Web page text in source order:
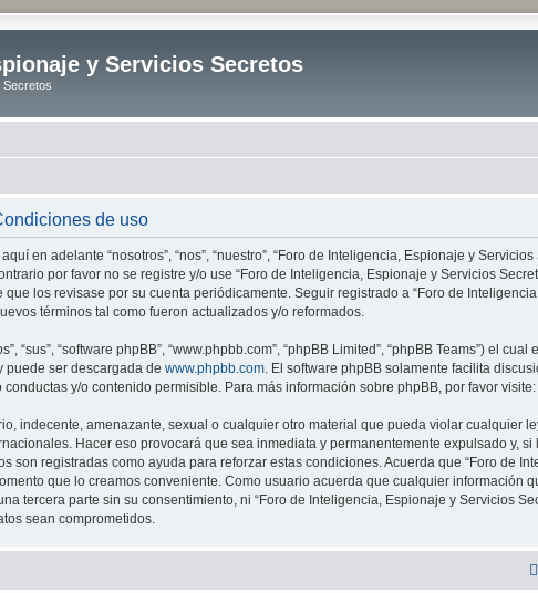
y Servicios Secretos
Secretos
de uso
en adelante “nosotros”, “nos”, “nuestro”, “Foro de Inteligencia, Espionaje y
por favor no se registre y/o use “Foro de Inteligencia, Espionaje y Servicios
los revisase por su cuenta periódicamente. Seguir registrado a “Foro de
términos tal como fueron actualizados y/o reformados.
“software phpBB”, “www.phpbb.com”, “phpBB Limited”, “phpBB Teams”) el
puede ser descargada de www.phpbb.com . El software phpBB solamente facilita
y/o contenido permisible. Para más información sobre phpBB, por favor visite:
indecente, amenazante, sexual o cualquier otro material que pueda violar cualquier
Hacer eso provocará que sea inmediata y permanentemente expulsado y,
son registradas como ayuda para reforzar estas condiciones. Acuerda que “Foro de
que lo creamos conveniente. Como usuario acuerda que cualquier información
tercera parte sin su consentimiento, ni “Foro de Inteligencia, Espionaje y Servicios
sean comprometidos.